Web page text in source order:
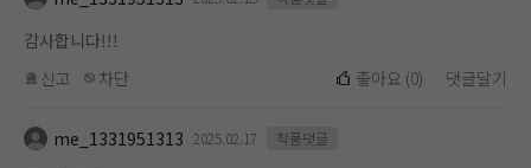
감사합니다!!!
신고
차단 좋아요 (0) 댓글달기
me_1331951313 2025.02.17 작품댓글